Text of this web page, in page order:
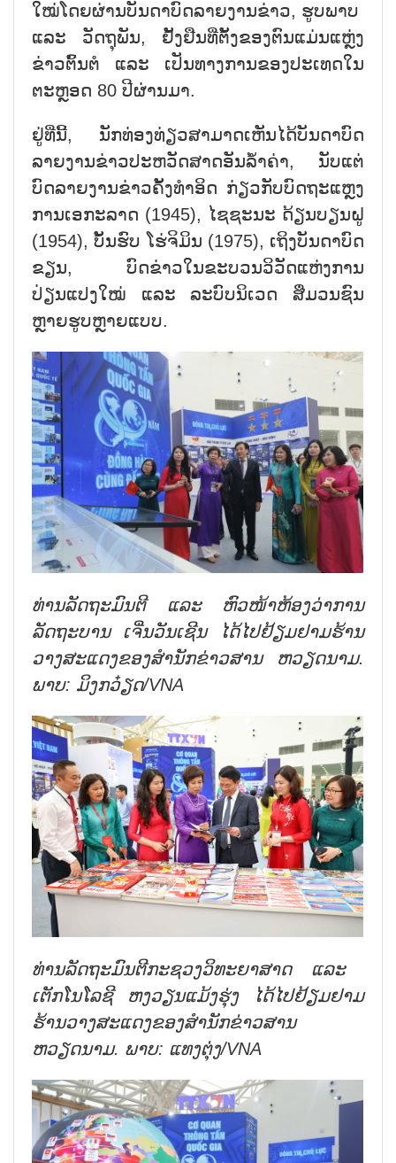
ໃໝ່​ໂດຍ​ຜ່ານ​ບັນດາ​ບົດ​ລາຍ​ງານ​ຂ່າວ, ຮູບ​ພາບ ​
ແລະ ວັດຖຸ​ພັນ, ຢັ້ງຢືນ​ທີ່​ຕັ້ງ​ຂອງ​ຕົນ​ແມ່ນ​ແຫຼ່ງ
ຂ່າວ​ຕົ້ນຕໍ ​ແລະ ​ເປັນ​ທາງ​ການ​ຂອງ​ປະ​ເທດ​ໃນ​
ຕະຫຼອດ 80 ປີຜ່ານມາ.
ຢູ່​ທີ່​ນີ້, ນັກ​ທ່ອງ​ທ່ຽວ​ສາມາດ​ເຫັນ​ໄດ້​ບັນດາ​ບົດ​
ລາຍ​ງານ​ຂ່າວ​ປະຫວັດສາດ​ອັນ​ລ້ຳ​ຄ່າ, ນັບ​ແຕ່​
ບົດ​ລາຍ​ງານ​ຂ່າວ​ຄັ້ງ​ທຳ​ອິດ​ ກ່ຽວ​ກັບບົດ​ຖະ​ແຫຼ​ງ
ການເອກະລາດ (1945), ໄຊຊະນະ ​ດ້ຽນບຽນ​ຝູ
(1954),ບັ້ນຮົບ ​ໂຮ່ຈິ​ມິນ (1975), ​ເຖິງ​ບັນດາບົດ
ຂຽນ, ບົດຂ່າວໃນຂະ​ບວນວິວັດແຫ່ງການ
ປ່ຽນແປງໃໝ່ ​ແລະ ລະບົບ​ນິ​ເວດ​ ສື່​ມວນ​ຊົນ​
ຫຼາຍ​ຮູບ​ຫຼາຍ​ແບບ.
ທ່ານ​ລັດຖະມົນຕີ ​ແລະ ຫົວໜ້າ​ຫ້ອງ​ວ່າການ​
ລັດຖະບານ ​ເຈີ່ນ​ວັນ​ເຊີນ ​ໄດ້​ໄປ​ຢ້ຽມຢາມ​ຮ້ານ​
ວາງສະ​ແດງ​ຂອງ​ສຳນັກ​ຂ່າວສານ ຫວຽດນາມ.
ພາບ: ມິງກວ໋ຽດ/VNA
ທ່ານ​ລັດຖະມົນຕີ​ກະຊວງ​ວິທະຍາສາດ ​ແລະ ​
ເຕັກ​ໂນ​ໂລຊີ ຫງວຽນ​ແມ້ງ​ຮຸ່ງ ​ໄດ້​ໄປ​ຢ້ຽມຢາມ​
ຮ້ານ​ວາງສະ​ແດງ​ຂອງ​ສຳນັກ​ຂ່າວສານ​
ຫວຽດນາມ. ພາບ: ແທງຕຸ່ງ/VNA